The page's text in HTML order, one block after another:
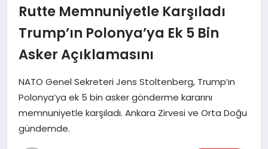
DÜNYA
EĞITIM
EKONOMI
Rutte Memnuniyetle Karşıladı
Trump’ın Polonya’ya Ek 5 Bin
Asker Açıklamasını
NATO Genel Sekreteri Jens Stoltenberg, Trump’ın
Polonya’ya ek 5 bin asker gönderme kararını
memnuniyetle karşıladı. Ankara Zirvesi ve Orta Doğu
gündemde.